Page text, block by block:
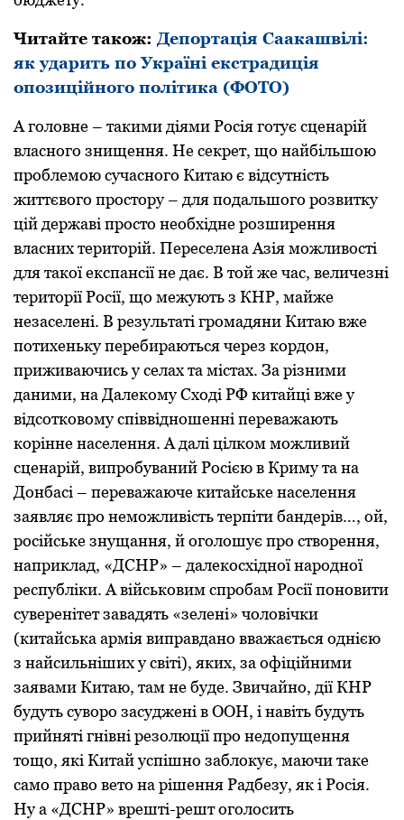
Читайте також: Депортація Саакашвілі:
як ударить по Україні екстрадиція
опозиційного політика (ФОТО)
А головне – такими діями Росія готує сценарій
власного знищення. Не секрет, що найбільшою
проблемою сучасного Китаю є відсутність
життєвого простору – для подальшого розвитку
цій державі просто необхідне розширення
власних територій. Переселена Азія можливості
для такої експансії не дає. В той же час, величезні
території Росії, що межують з КНР, майже
незаселені. В результаті громадяни Китаю вже
потихеньку перебираються через кордон,
приживаючись у селах та містах. За різними
даними, на Далекому Сході РФ китайці вже у
відсотковому співвідношенні переважають
корінне населення. А далі цілком можливий
сценарій, випробуваний Росією в Криму та на
Донбасі – переважаюче китайське населення
заявляє про неможливість терпіти бандерів…, ой,
російське знущання, й оголошує про створення,
наприклад, «ДСНР» – далекосхідної народної
республіки. А військовим спробам Росії поновити
суверенітет завадять «зелені» чоловічки
(китайська армія виправдано вважається однією
з найсильніших у світі), яких, за офіційними
заявами Китаю, там не буде. Звичайно, дії КНР
будуть суворо засуджені в ООН, і навіть будуть
прийняті гнівні резолюції про недопущення
тощо, які Китай успішно заблокує, маючи таке
само право вето на рішення Радбезу, як і Росія.
Ну а «ДСНР» врешті-решт оголосить